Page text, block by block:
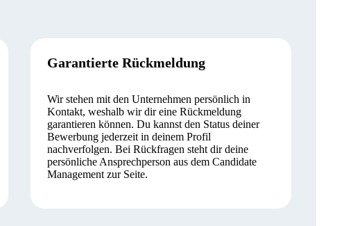
Garantierte Rückmeldung
Wir stehen mit den Unternehmen persönlich in
Kontakt, weshalb wir dir eine Rückmeldung
garantieren können. Du kannst den Status deiner
Bewerbung jederzeit in deinem Profil
nachverfolgen. Bei Rückfragen steht dir deine
persönliche Ansprechperson aus dem Candidate
Management zur Seite.